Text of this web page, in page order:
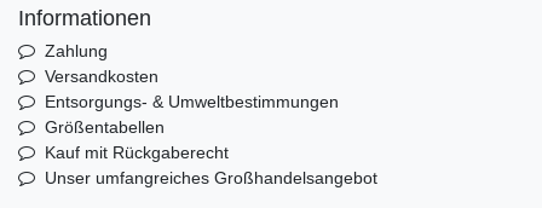
Informationen
Zahlung
Versandkosten
Entsorgungs- & Umweltbestimmungen
Größentabellen
Kauf mit Rückgaberecht
Unser umfangreiches Großhandelsangebot